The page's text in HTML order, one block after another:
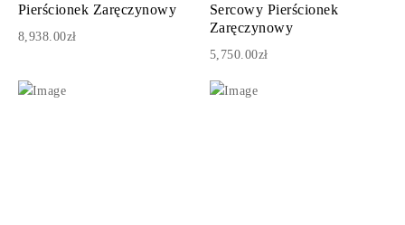
Pierścionek Zaręczynowy
8,938.00zł
Sercowy Pierścionek
Zaręczynowy
5,750.00zł